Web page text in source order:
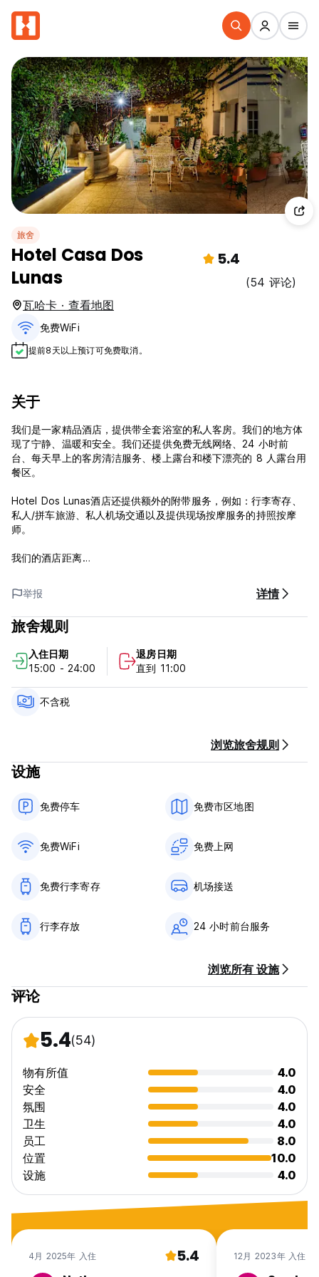
旅舍
Hotel Casa Dos
Lunas
5.4
(54 评论)
瓦哈卡 · 查看地图
免费WiFi
提前8天以上预订可免费取消。
关于
我们是一家精品酒店，提供带全套浴室的私人客房。我们的地方体
现了宁静、温暖和安全。我们还提供免费无线网络、24 小时前
台、每天早上的客房清洁服务、楼上露台和楼下漂亮的 8 人露台用
餐区。
Hotel Dos Lunas酒店还提供额外的附带服务，例如：行李寄存、
私人/拼车旅游、私人机场交通以及提供现场按摩服务的持照按摩
师。
我们的酒店距离
- Guelaguetza 礼堂
- 舞蹈广场
- 拉索莱达大教堂
- 索卡洛
- 圣多明各神庙
- 植物园
- 埃尔拉诺公园
- 梅尔卡多·贝尼托·华雷斯
15:00 入住
- 取消 - 客人最多可在抵达日期前 7 个工作日取消预订并退回第一
- 未入住 - 如果客人未入住，我们将不会退还其第一晚押金
translated from original language)
举报 详情
旅舍规则
入住日期
15:00 - 24:00
退房日期
直到 11:00
不含税
浏览旅舍规则
设施
免费停车 免费市区地图
免费WiFi 免费上网
免费行李寄存 机场接送
行李存放 24 小时前台服务
浏览所有 设施
评论
5.4(54)
物有所值
4.0
安全
4.0
氛围
4.0
卫生
4.0
员工
8.0
位置
10.0
设施
4.0
4月 2025年 入住 5.4 12月 2023年 入住